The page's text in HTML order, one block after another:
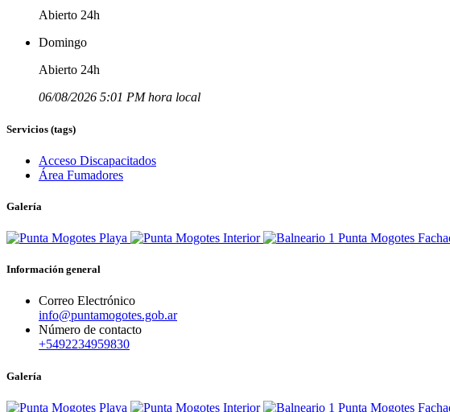
Abierto 24h
Domingo
Abierto 24h
06/08/2026 5:01 PM hora local
Servicios (tags)
Acceso Discapacitados
Área Fumadores
Galería
Información general
Correo Electrónico
info@puntamogotes.gob.ar
Número de contacto
+5492234959830
Galería